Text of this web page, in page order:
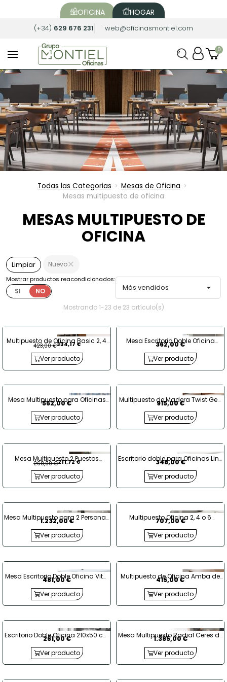
OFICINA HOGAR
(+34) 629 676 231 web@oficinasmontiel.com
Todas las Categorias > Mesas de Oficina >
Mesas multipuesto de oficina
MESAS MULTIPUESTO DE
OFICINA
Limpiar Nuevo
Mostrar productos reacondicionados:
SI NO Más vendidos 
Mostrando 1-23 de 23 artículo(s)
Multipuesto de Oficina Basic 2, 4,
6 u 8 plazas de Kunna
423,00 €334,17 €
Ver producto
Mesa Escritorio Doble Oficina
Marco Cerrado Strip de Kesta
362,00 €
Ver producto
Mesa Multipuesto para Oficinas
Teseo de Ismobel
562,00 €
Ver producto
Multipuesto de Madera Twist Gen
100 de Actiu
915,00 €
Ver producto
Mesa Multipuesto 2 Puestos
Advance de Kunna
268,00 €211,72 €
Ver producto
Escritorio doble para Oficinas Line
de Kesta
348,00 €
Ver producto
Mesa Multipuesto para 2 Personas
Maya de Ismobel
1.232,00 €
Ver producto
Multipuesto Oficina 2, 4 o 6
personas Zama de Forma 5
707,00 €
Ver producto
Mesa Escritorio Doble Oficina Vital
Pro de Actiu
481,00 €
Ver producto
Multipuesto de Oficina Amba de
Kesta
415,00 €
Ver producto
Escritorio Doble Oficina 210x50 cm
Colectiva de Actiu
261,00 €
Ver producto
Mesa Multipuesto Radial Ceres de
Ismobel
1.385,00 €
Ver producto